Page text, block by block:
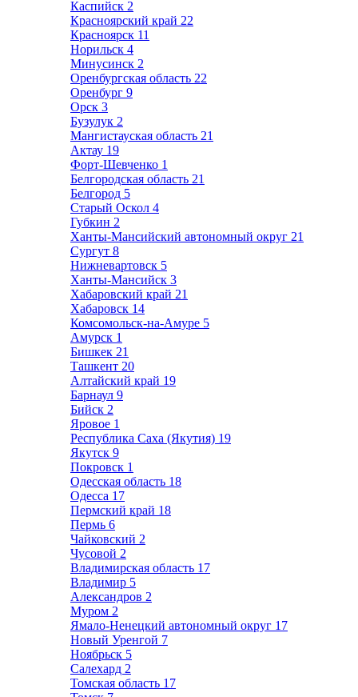
Каспийск 2
Красноярский край 22
Красноярск 11
Норильск 4
Минусинск 2
Оренбургская область 22
Оренбург 9
Орск 3
Бузулук 2
Мангистауская область 21
Актау 19
Форт-Шевченко 1
Белгородская область 21
Белгород 5
Старый Оскол 4
Губкин 2
Ханты-Мансийский автономный округ 21
Сургут 8
Нижневартовск 5
Ханты-Мансийск 3
Хабаровский край 21
Хабаровск 14
Комсомольск-на-Амуре 5
Амурск 1
Бишкек 21
Ташкент 20
Алтайский край 19
Барнаул 9
Бийск 2
Яровое 1
Республика Саха (Якутия) 19
Якутск 9
Покровск 1
Одесская область 18
Одесса 17
Пермский край 18
Пермь 6
Чайковский 2
Чусовой 2
Владимирская область 17
Владимир 5
Александров 2
Муром 2
Ямало-Ненецкий автономный округ 17
Новый Уренгой 7
Ноябрьск 5
Салехард 2
Томская область 17